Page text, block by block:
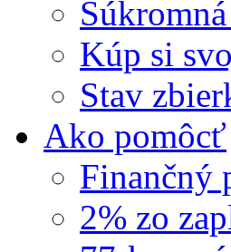
Kúp si
Stav
Ako pomôcť
Finančný
2% zo